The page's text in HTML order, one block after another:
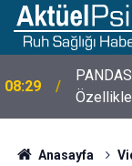
10:30
10
Mayıs
Anasayfa